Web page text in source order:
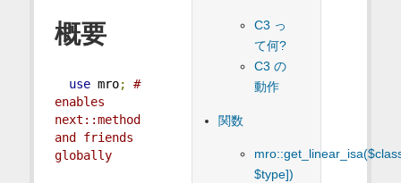
C3 っ
て何?
C3 の
動作
関数
$type])
概要
use mro;
#
enables
next::method
and friends
globally